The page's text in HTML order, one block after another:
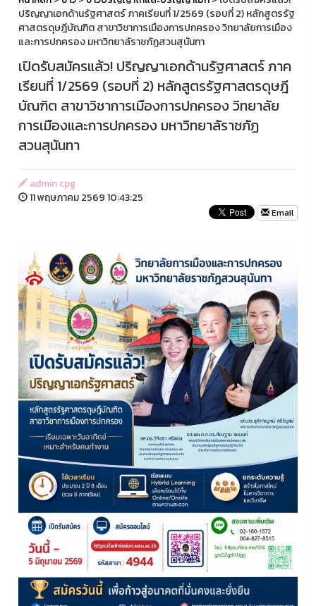
ปริญญาเอกด้านรัฐศาสตร์ ภาคเรียนที่ 1/2569 (รอบที่ 2) หลักสูตรรัฐ
ศาสตรดุษฎีบัณฑิต สาขาวิชาการเมืองการปกครอง วิทยาลัยการเมือง
และการปกครอง มหาวิทยาลัราชภัฏสวนสุนันทา
เปิดรับสมัครแล้ว! ปริญญาเอกด้านรัฐศาสตร์ ภาค
เรียนที่ 1/2569 (รอบที่ 2) หลักสูตรรัฐศาสตรดุษฎี
บัณฑิต สาขาวิชาการเมืองการปกครอง วิทยาลัย
การเมืองและการปกครอง มหาวิทยาลัราชภัฏ
สวนสุนันทา
admin cpg
11 พฤษภาคม 2569 10:43:25
Email